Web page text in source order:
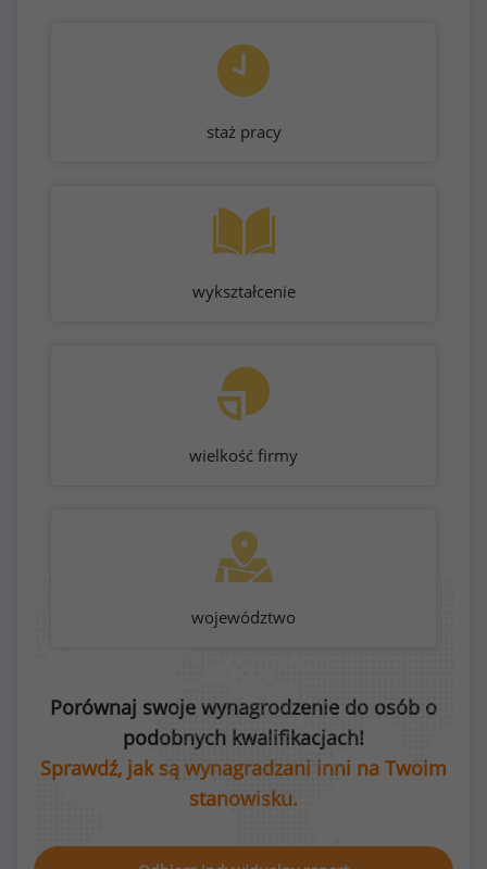
staż pracy
wykształcenie
wielkość firmy
województwo
Porównaj swoje wynagrodzenie do osób o
podobnych kwalifikacjach!
Sprawdź, jak są wynagradzani inni na Twoim
stanowisku.